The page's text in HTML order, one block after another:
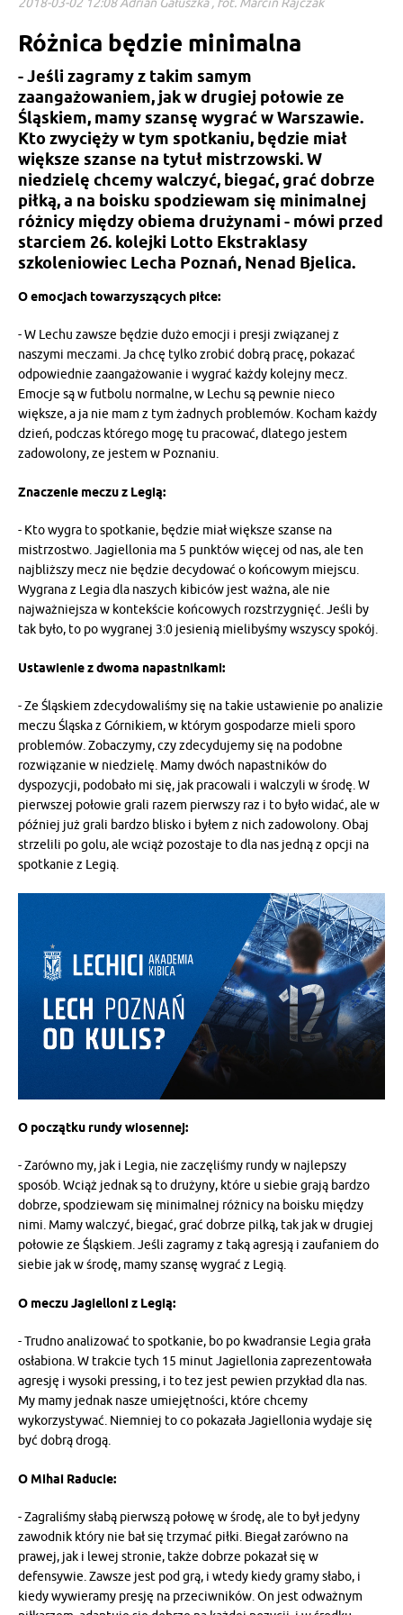
Różnica będzie minimalna
- Jeśli zagramy z takim samym
zaangażowaniem, jak w drugiej połowie ze
Śląskiem, mamy szansę wygrać w Warszawie.
Kto zwycięży w tym spotkaniu, będzie miał
większe szanse na tytuł mistrzowski. W
niedzielę chcemy walczyć, biegać, grać dobrze
piłką, a na boisku spodziewam się minimalnej
różnicy między obiema drużynami - mówi przed
starciem 26. kolejki Lotto Ekstraklasy
szkoleniowiec Lecha Poznań, Nenad Bjelica.
O emocjach towarzyszących piłce:
- W Lechu zawsze będzie dużo emocji i presji związanej z
naszymi meczami. Ja chcę tylko zrobić dobrą pracę, pokazać
odpowiednie zaangażowanie i wygrać każdy kolejny mecz.
Emocje są w futbolu normalne, w Lechu są pewnie nieco
większe, a ja nie mam z tym żadnych problemów. Kocham każdy
dzień, podczas którego mogę tu pracować, dlatego jestem
zadowolony, ze jestem w Poznaniu.
Znaczenie meczu z Legią:
- Kto wygra to spotkanie, będzie miał większe szanse na
mistrzostwo. Jagiellonia ma 5 punktów więcej od nas, ale ten
najbliższy mecz nie będzie decydować o końcowym miejscu.
Wygrana z Legia dla naszych kibiców jest ważna, ale nie
najważniejsza w kontekście końcowych rozstrzygnięć. Jeśli by
tak było, to po wygranej 3:0 jesienią mielibyśmy wszyscy spokój.
Ustawienie z dwoma napastnikami:
- Ze Śląskiem zdecydowaliśmy się na takie ustawienie po analizie
meczu Śląska z Górnikiem, w którym gospodarze mieli sporo
problemów. Zobaczymy, czy zdecydujemy się na podobne
rozwiązanie w niedzielę. Mamy dwóch napastników do
dyspozycji, podobało mi się, jak pracowali i walczyli w środę. W
pierwszej połowie grali razem pierwszy raz i to było widać, ale w
później już grali bardzo blisko i byłem z nich zadowolony. Obaj
strzelili po golu, ale wciąż pozostaje to dla nas jedną z opcji na
spotkanie z Legią.
O początku rundy wiosennej:
- Zarówno my, jak i Legia, nie zaczęliśmy rundy w najlepszy
sposób. Wciąż jednak są to drużyny, które u siebie grają bardzo
dobrze, spodziewam się minimalnej różnicy na boisku między
nimi. Mamy walczyć, biegać, grać dobrze pilką, tak jak w drugiej
połowie ze Śląskiem. Jeśli zagramy z taką agresją i zaufaniem do
siebie jak w środę, mamy szansę wygrać z Legią.
O meczu Jagielloni z Legią:
- Trudno analizować to spotkanie, bo po kwadransie Legia grała
osłabiona. W trakcie tych 15 minut Jagiellonia zaprezentowała
agresję i wysoki pressing, i to tez jest pewien przykład dla nas.
My mamy jednak nasze umiejętności, które chcemy
wykorzystywać. Niemniej to co pokazała Jagiellonia wydaje się
być dobrą drogą.
O Mihai Raducie:
- Zagraliśmy słabą pierwszą połowę w środę, ale to był jedyny
zawodnik który nie bał się trzymać piłki. Biegał zarówno na
prawej, jak i lewej stronie, także dobrze pokazał się w
defensywie. Zawsze jest pod grą, i wtedy kiedy gramy słabo, i
kiedy wywieramy presję na przeciwników. On jest odważnym